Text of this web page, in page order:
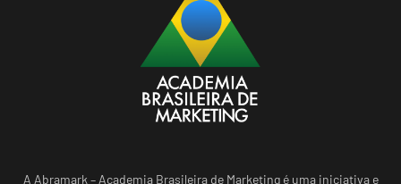
A Abramark – Academia Brasileira de Marketing é uma iniciativa e